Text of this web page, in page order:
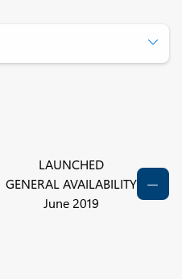
LAUNCHED
GENERAL AVAILABILITY
June 2019